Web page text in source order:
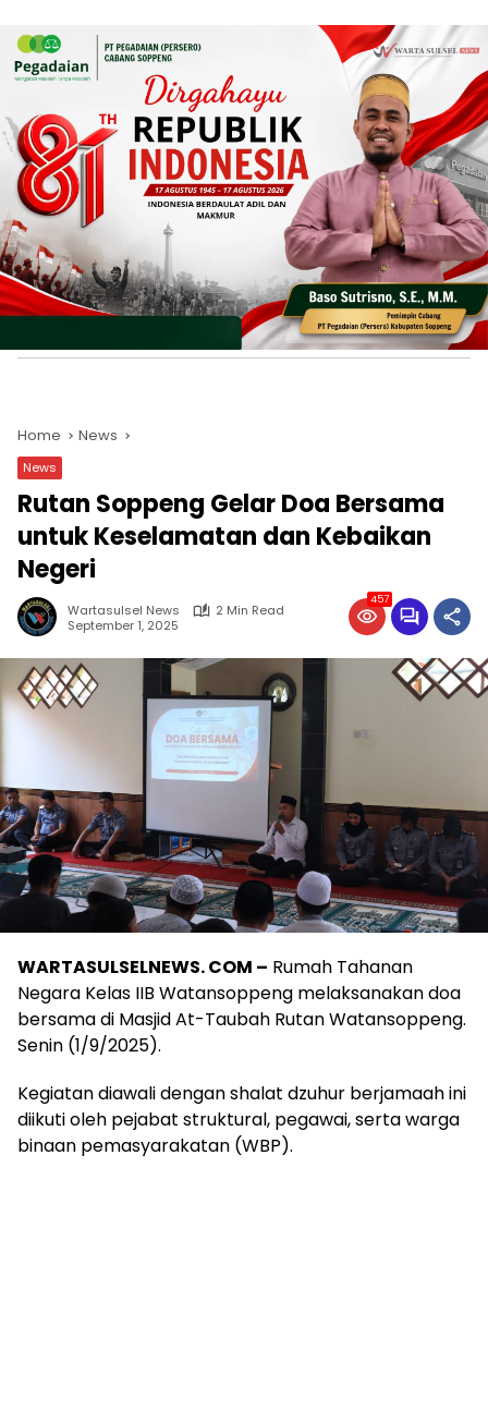
Home News
News
Rutan Soppeng Gelar Doa Bersama
untuk Keselamatan dan Kebaikan
Negeri
Wartasulsel News
2 Min Read
September 1, 2025
457
WARTASULSELNEWS. COM – Rumah Tahanan
Negara Kelas IIB Watansoppeng melaksanakan doa
bersama di Masjid At-Taubah Rutan Watansoppeng.
Senin (1/9/2025).
Kegiatan diawali dengan shalat dzuhur berjamaah ini
diikuti oleh pejabat struktural, pegawai, serta warga
binaan pemasyarakatan (WBP).